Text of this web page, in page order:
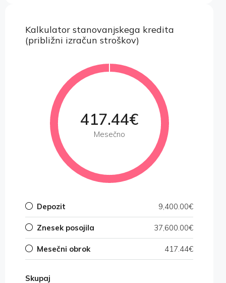
Kalkulator stanovanjskega kredita
(približni izračun stroškov)
417.44€
Mesečno
Depozit 9,400.00€
Znesek posojila 37,600.00€
Mesečni obrok 417.44€
Skupaj